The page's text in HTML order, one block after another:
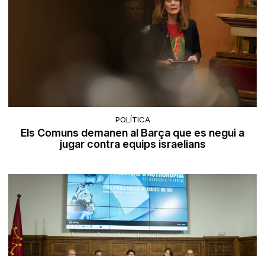
POLÍTICA
Els Comuns demanen al Barça que es negui a
jugar contra equips israelians